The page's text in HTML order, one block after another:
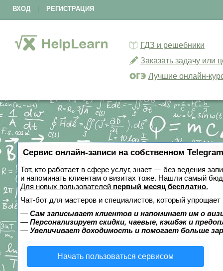
ВХОД РЕГИСТРАЦИЯ
ГДЗ и решебники
Заказать задачу или
Лучшие онлайн-
Сервис онлайн-записи на собственном
Тот, кто работает в сфере услуг, знает — без ведения
и напоминать клиентам о визитах тоже. Нашли самый
Для новых пользователей первый месяц бесплатно.
Чат-бот для мастеров и специалистов, который упрощает
— Сам записывает клиентов и напоминает им о
— Персонализирует скидки, чаевые, кэшбэк и
— Увеличивает доходимость и помогает больше
Начать пользоваться сервисом